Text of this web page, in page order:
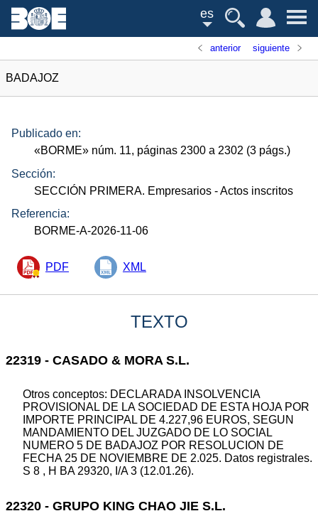
es
anterior siguiente
BADAJOZ
Publicado en:
«BORME» núm. 11, páginas 2300 a 2302 (3 págs.)
Sección:
SECCIÓN PRIMERA. Empresarios - Actos inscritos
Referencia:
BORME-A-2026-11-06
PDF XML
TEXTO
22319 - CASADO & MORA S.L.
Otros conceptos: DECLARADA INSOLVENCIA
PROVISIONAL DE LA SOCIEDAD DE ESTA HOJA POR
IMPORTE PRINCIPAL DE 4.227,96 EUROS, SEGUN
MANDAMIENTO DEL JUZGADO DE LO SOCIAL
NUMERO 5 DE BADAJOZ POR RESOLUCION DE
FECHA 25 DE NOVIEMBRE DE 2.025. Datos registrales.
S 8 , H BA 29320, I/A 3 (12.01.26).
22320 - GRUPO KING CHAO JIE S.L.